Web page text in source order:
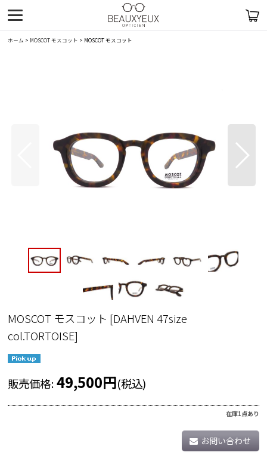
ホーム > MOSCOT モスコット > MOSCOT モスコット
MOSCOT モスコット [DAHVEN 47size
col.TORTOISE]
販売価格: 49,500円(税込)
在庫1点あり
お問い合わせ